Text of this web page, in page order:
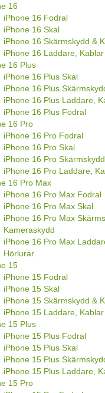
16
iPhone 16 Fodral
iPhone 16 Skal
iPhone 16 Skärmskydd &
iPhone 16 Laddare,
16 Plus
iPhone 16 Plus Skal
iPhone 16 Plus
iPhone 16 Plus Laddare,
iPhone 16 Plus Fodral
16 Pro
iPhone 16 Pro Fodral
iPhone 16 Pro Skal
iPhone 16 Pro
iPhone 16 Pro Laddare,
16 Pro Max
iPhone 16 Pro Max Fodral
iPhone 16 Pro Max Skal
iPhone 16 Pro Max
Kameraskydd
iPhone 16 Pro Max
Hörlurar
15
iPhone 15 Fodral
iPhone 15 Skal
iPhone 15 Skärmskydd &
iPhone 15 Laddare,
15 Plus
iPhone 15 Plus Fodral
iPhone 15 Plus Skal
iPhone 15 Plus
iPhone 15 Plus Laddare,
15 Pro